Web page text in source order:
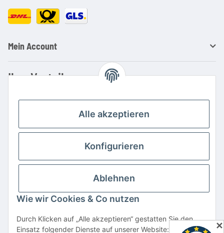
Mein Account
Ihre Vorteile
Kauf auf Rechnung
Große Auswahl an Netzteilen und Ladegeräten
Schnelle Lieferung
Hohe Lagerverfügbarkeit
Vertrag widerrufen
Alle akzeptieren
Konfigurieren
Ablehnen
Wie wir Cookies & Co nutzen
Durch Klicken auf „Alle akzeptieren“ gestatten Sie den
Einsatz folgender Dienste auf unserer Website: YouTube,
✕